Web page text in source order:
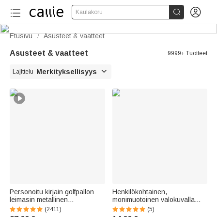
Kaulakoru  
Etusivu / Asusteet & vaatteet
Asusteet & vaatteet 9999+ Tuotteet
Lajittelu Merkityksellisyys 
Personoitu kirjain golfpallon
leimasin metallinen
säilytyslaatikko täydellinen
syntymäpäivälahjaksi ja
(2411)
Henkilökohtainen,
monimuotoinen valokuvalla
varustettu auton
ilmanraikastin-koriste, auton
(5)